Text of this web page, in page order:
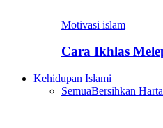
Motivasi islam
Cara Ikhlas
Kehidupan Islami
SemuaBersihkan Harta